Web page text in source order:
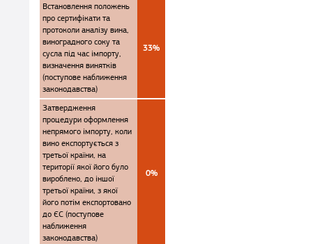
Встановлення положень
про сертифікати та
протоколи аналізу вина,
виноградного соку та
сусла під час імпорту,
визначення винятків
(поступове наближення
законодавства)
33%
Затвердження
процедури оформлення
непрямого імпорту, коли
вино експортується з
третьої країни, на
території якої його було
вироблено, до іншої
третьої країни, з якої
його потім експортовано
до ЄС (поступове
наближення
законодавства)
0%